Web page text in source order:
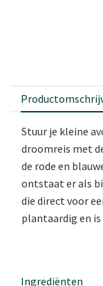
Stuur je kleine
droomreis met
de rode en
ontstaat er als
die direct voor
plantaardig en is
Ingrediënten